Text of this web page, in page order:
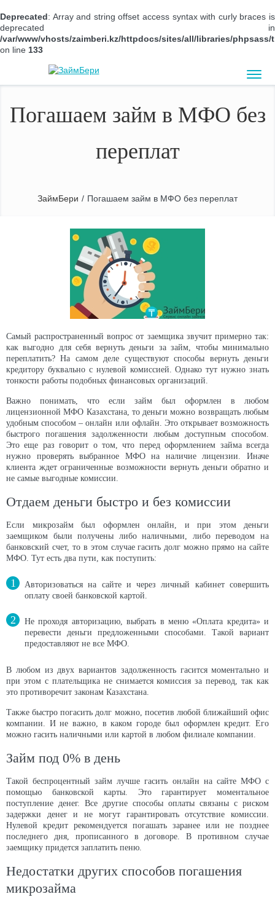
Deprecated: Array and string offset access syntax with curly braces is
deprecated in
/var/www/vhosts/zaimberi.kz/httpdocs/sites/all/libraries/phpsass/
on line 133
Погашаем займ в МФО без
переплат
ЗаймБери / Погашаем займ в МФО без переплат
Самый распространенный вопрос от заемщика звучит примерно так:
как выгодно для себя вернуть деньги за займ, чтобы минимально
переплатить? На самом деле существуют способы вернуть деньги
кредитору буквально с нулевой комиссией. Однако тут нужно знать
тонкости работы подобных финансовых организаций.
Важно понимать, что если займ был оформлен в любом
лицензионной МФО Казахстана, то деньги можно возвращать любым
удобным способом – онлайн или офлайн. Это открывает возможность
быстрого погашения задолженности любым доступным способом.
Это еще раз говорит о том, что перед оформлением займа всегда
нужно проверять выбранное МФО на наличие лицензии. Иначе
клиента ждет ограниченные возможности вернуть деньги обратно и
не самые выгодные комиссии.
Отдаем деньги быстро и без комиссии
Если микрозайм был оформлен онлайн, и при этом деньги
заемщиком были получены либо наличными, либо переводом на
банковский счет, то в этом случае гасить долг можно прямо на сайте
МФО. Тут есть два пути, как поступить:
Авторизоваться на сайте и через личный кабинет совершить
оплату своей банковской картой.
Не проходя авторизацию, выбрать в меню «Оплата кредита» и
перевести деньги предложенными способами. Такой вариант
предоставляют не все МФО.
В любом из двух вариантов задолженность гасится моментально и
при этом с плательщика не снимается комиссия за перевод, так как
это противоречит законам Казахстана.
Также быстро погасить долг можно, посетив любой ближайший офис
компании. И не важно, в каком городе был оформлен кредит. Его
можно гасить наличными или картой в любом филиале компании.
Займ под 0% в день
Такой беспроцентный займ лучше гасить онлайн на сайте МФО с
помощью банковской карты. Это гарантирует моментальное
поступление денег. Все другие способы оплаты связаны с риском
задержки денег и не могут гарантировать отсутствие комиссии.
Нулевой кредит рекомендуется погашать заранее или не позднее
последнего дня, прописанного в договоре. В противном случае
заемщику придется заплатить пеню.
Недостатки других способов погашения
микрозайма